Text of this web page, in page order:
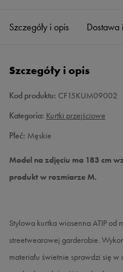
L Powiadom o
XXL
Szczegóły i opis Dostawa
Szczegóły i opis
Kod produktu: CF15KUM09002
Kategoria: Kurtki przejściowe
Płeć: Męskie
Model na zdjęciu ma 183 cm
produkt w rozmiarze M.
Stylowa kurtka wiosenna ATIP od
streetwearowej garderobie.
materiału świetnie sprawdzi się